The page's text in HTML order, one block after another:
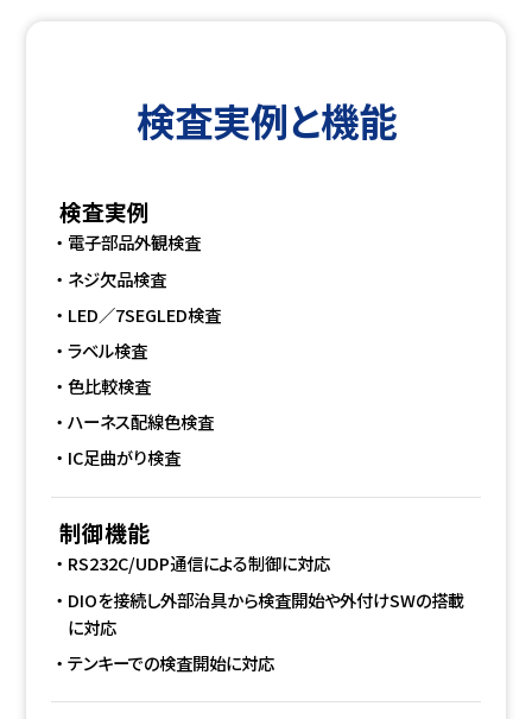
検査実例と機能
検査実例
電子部品外観検査
ネジ欠品検査
LED／7SEGLED検査
ラベル検査
色比較検査
ハーネス配線色検査
IC足曲がり検査
制御機能
RS232C/UDP通信による制御に対応
DIOを接続し外部治具から検査開始や外付けSWの搭載
に対応
テンキーでの検査開始に対応